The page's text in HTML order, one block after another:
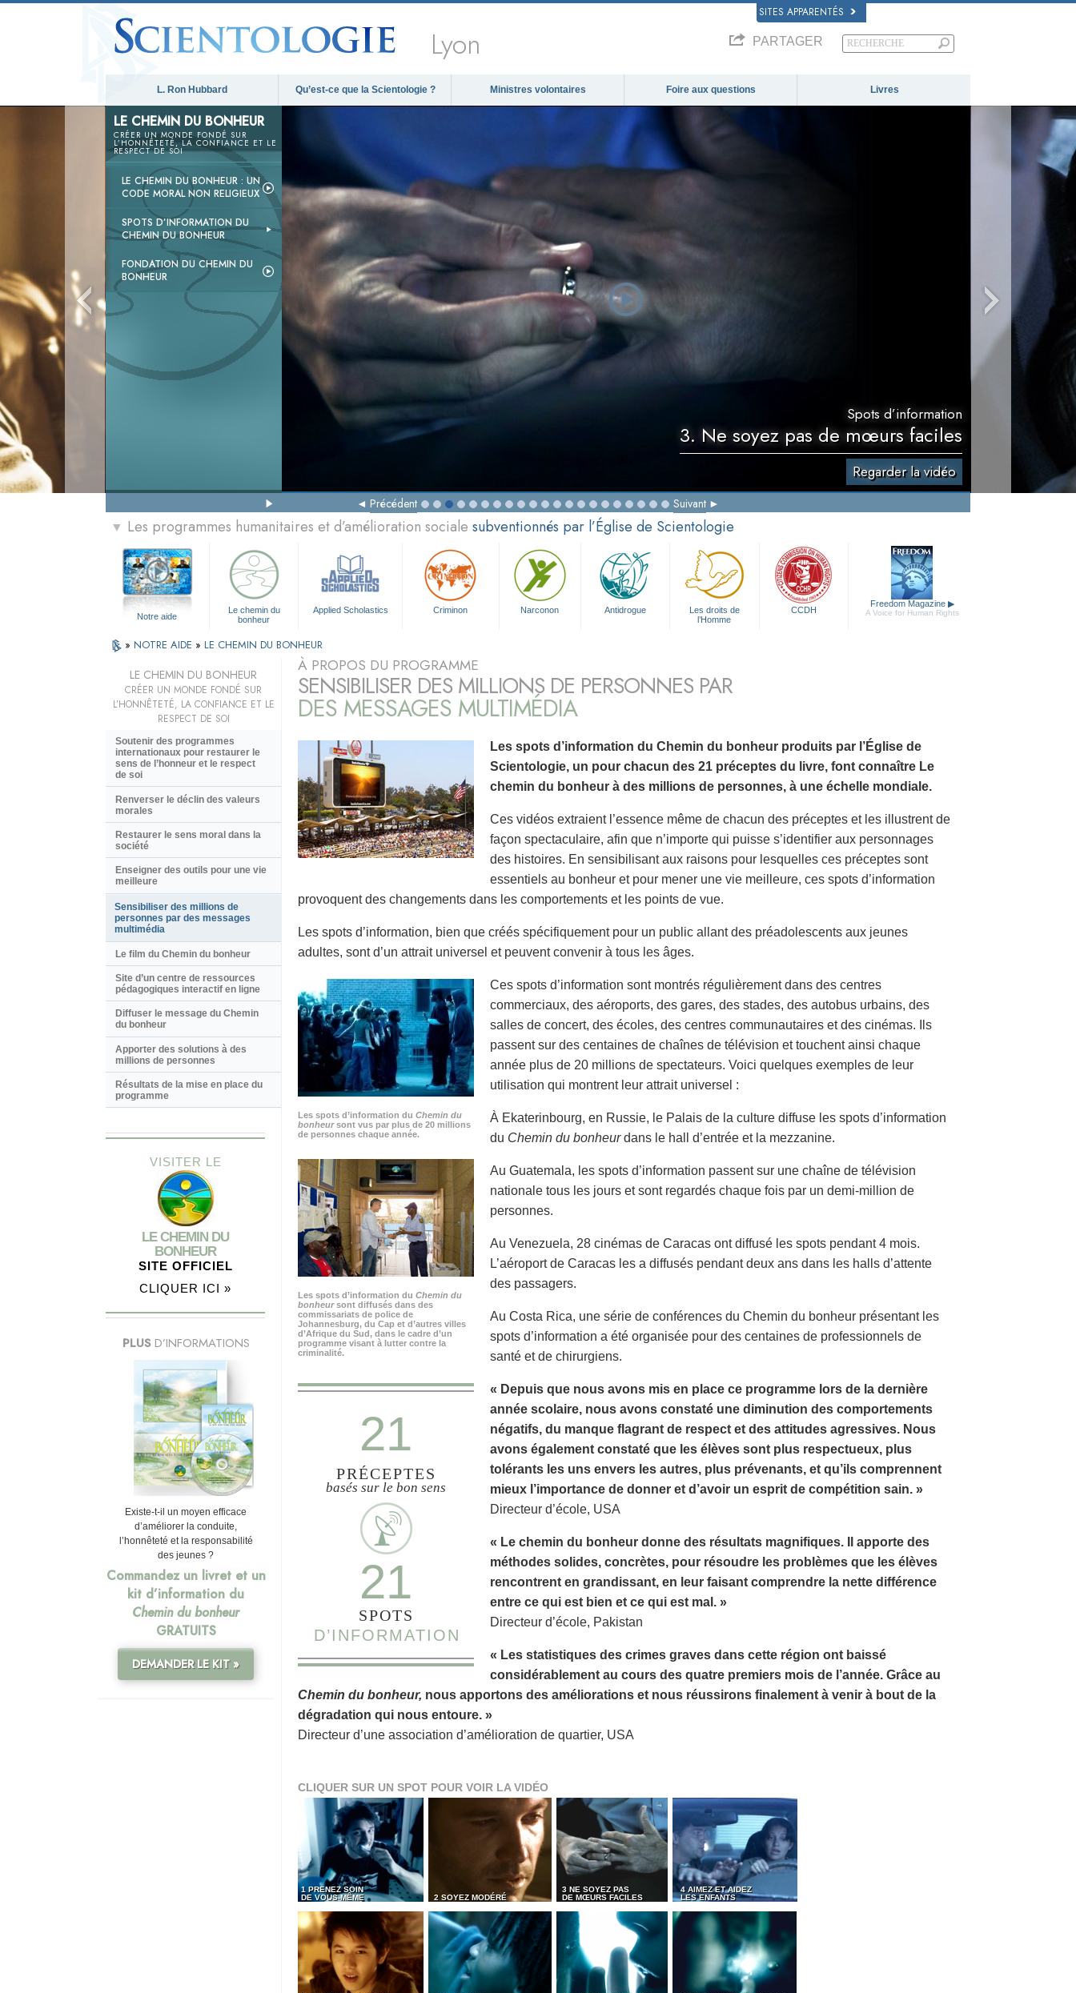
SITES APPARENTÉS
Lyon PARTAGER
L. Ron Hubbard Qu’est-ce que la Scientologie ? Ministres volontaires Foire aux questions Livres
LE CHEMIN DU BONHEUR
CRÉER UN MONDE FONDÉ SUR
L’HONNÊTETÉ, LA CONFIANCE ET LE
RESPECT DE SOI
LE CHEMIN DU BONHEUR : UN
CODE MORAL NON RELIGIEUX
SPOTS D’INFORMATION DU
CHEMIN DU BONHEUR
FONDATION DU CHEMIN DU
BONHEUR
Spots d’information
3. Ne soyez pas de mœurs faciles
Regarder la vidéo
Précédent Suivant
▼ Les programmes humanitaires et d’amélioration sociale subventionnés par l’Église de Scientologie
Notre aide
Le chemin du
bonheur
Applied Scholastics Criminon Narconon Antidrogue
Les droits de
l’Homme
CCDH
Freedom Magazine ▶
A Voice for Human Rights
» NOTRE AIDE » LE CHEMIN DU BONHEUR
À PROPOS DU PROGRAMME
SENSIBILISER DES MILLIONS DE PERSONNES PAR
DES MESSAGES MULTIMÉDIA
Les spots d’information du Chemin du bonheur produits par l’Église de
Scientologie, un pour chacun des 21 préceptes du livre, font connaître Le
chemin du bonheur à des millions de personnes, à une échelle mondiale.
Ces vidéos extraient l’essence même de chacun des préceptes et les illustrent de
façon spectaculaire, afin que n’importe qui puisse s’identifier aux personnages
des histoires. En sensibilisant aux raisons pour lesquelles ces préceptes sont
essentiels au bonheur et pour mener une vie meilleure, ces spots d’information
provoquent des changements dans les comportements et les points de vue.
Les spots d’information, bien que créés spécifiquement pour un public allant des préadolescents aux jeunes
adultes, sont d’un attrait universel et peuvent convenir à tous les âges.
Les spots d’information du Chemin du
bonheursont vus par plus de 20 millions
de personnes chaque année.
Les spots d’information du Chemin du
bonheursont diffusés dans des
commissariats de police de
Johannesburg, du Cap et d’autres villes
d’Afrique du Sud, dans le cadre d’un
programme visant à lutter contre la
criminalité.
Ces spots d’information sont montrés régulièrement dans des centres
commerciaux, des aéroports, des gares, des stades, des autobus urbains, des
salles de concert, des écoles, des centres communautaires et des cinémas. Ils
passent sur des centaines de chaînes de télévision et touchent ainsi chaque
année plus de 20 millions de spectateurs. Voici quelques exemples de leur
utilisation qui montrent leur attrait universel :
À Ekaterinbourg, en Russie, le Palais de la culture diffuse les spots d’information
du Chemin du bonheurdans le hall d’entrée et la mezzanine.
Au Guatemala, les spots d’information passent sur une chaîne de télévision
nationale tous les jours et sont regardés chaque fois par un demi-million de
personnes.
Au Venezuela, 28 cinémas de Caracas ont diffusé les spots pendant 4 mois.
L’aéroport de Caracas les a diffusés pendant deux ans dans les halls d’attente
des passagers.
Au Costa Rica, une série de conférences du Chemin du bonheur présentant les
spots d’information a été organisée pour des centaines de professionnels de
santé et de chirurgiens.
21
PRÉCEPTES
basés sur le bon sens
21
SPOTS
D’INFORMATION
« Depuis que nous avons mis en place ce programme lors de la dernière
année scolaire, nous avons constaté une diminution des comportements
négatifs, du manque flagrant de respect et des attitudes agressives. Nous
avons également constaté que les élèves sont plus respectueux, plus
tolérants les uns envers les autres, plus prévenants, et qu’ils comprennent
mieux l’importance de donner et d’avoir un esprit de compétition sain. »
Directeur d’école, USA
« Le chemin du bonheur donne des résultats magnifiques. Il apporte des
méthodes solides, concrètes, pour résoudre les problèmes que les élèves
rencontrent en grandissant, en leur faisant comprendre la nette différence
entre ce qui est bien et ce qui est mal. »
Directeur d’école, Pakistan
« Les statistiques des crimes graves dans cette région ont baissé
considérablement au cours des quatre premiers mois de l’année. Grâce au
Chemin du bonheur, nous apportons des améliorations et nous réussirons finalement à venir à bout de la
dégradation qui nous entoure. »
Directeur d’une association d’amélioration de quartier, USA
CLIQUER SUR UN SPOT POUR VOIR LA VIDÉO
1 PRENEZ SOIN
DE VOUS-MÊME
2 SOYEZ MODÉRÉ
3 NE SOYEZ PAS
DE MŒURS FACILES
4 AIMEZ ET AIDEZ
LES ENFANTS
LE CHEMIN DU BONHEUR
CRÉER UN MONDE FONDÉ SUR
L’HONNÊTETÉ, LA CONFIANCE ET LE
RESPECT DE SOI
Soutenir des programmes
internationaux pour restaurer le
sens de l’honneur et le respect
de soi
Renverser le déclin des valeurs
morales
Restaurer le sens moral dans la
société
Enseigner des outils pour une vie
meilleure
Sensibiliser des millions de
personnes par des messages
multimédia
Le film du Chemin du bonheur
Site d’un centre de ressources
pédagogiques interactif en ligne
Diffuser le message du Chemin
du bonheur
Apporter des solutions à des
millions de personnes
Résultats de la mise en place du
programme
VISITER LE
LE CHEMIN DU
BONHEUR
SITE OFFICIEL
CLIQUER ICI »
PLUS D’INFORMATIONS
Existe-t-il un moyen efficace
d’améliorer la conduite,
l’honnêteté et la responsabilité
des jeunes ?
Commandez un livret et un
kit d’information du
Chemin du bonheur
GRATUITS
DEMANDER LE KIT »